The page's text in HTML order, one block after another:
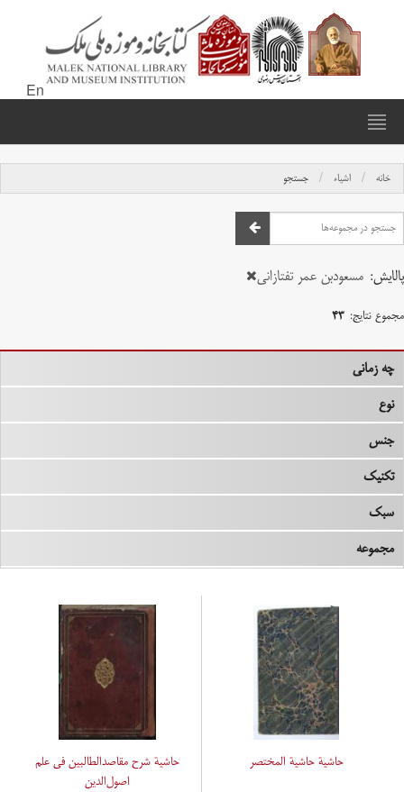
En
خانه اشیاء جستجو
پالایش: مسعودبن عمر تفتازانی
مجموع نتایج: ۴۳
چه زمانی
نوع
جنس
تکنیک
سبک
مجموعه
حاشیة حاشیة المختصر
حاشیة شرح مقاصدالطالبین فی علم
اصول‌الدین